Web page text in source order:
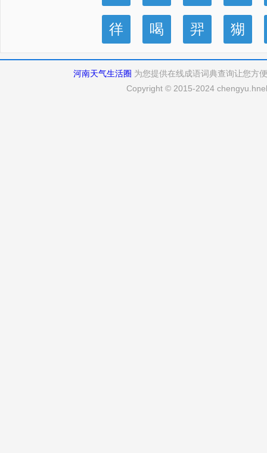
徉 喝 羿 猢
河南天气生活圈 为您提供在线成语词典查询让您方
Copyright © 2015-2024